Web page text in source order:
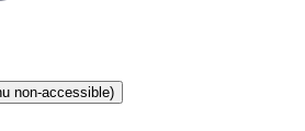
non-accessible)